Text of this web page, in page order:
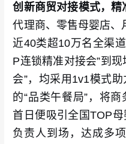
创新商贸对接模式，精
代理商、零售母婴店、
近40类超10万名全渠
P连锁精准对接会”到
会”，均采用1v1模式
的“品类午餐局”，将商
首日便吸引全国TOP
负责人到场，达成多